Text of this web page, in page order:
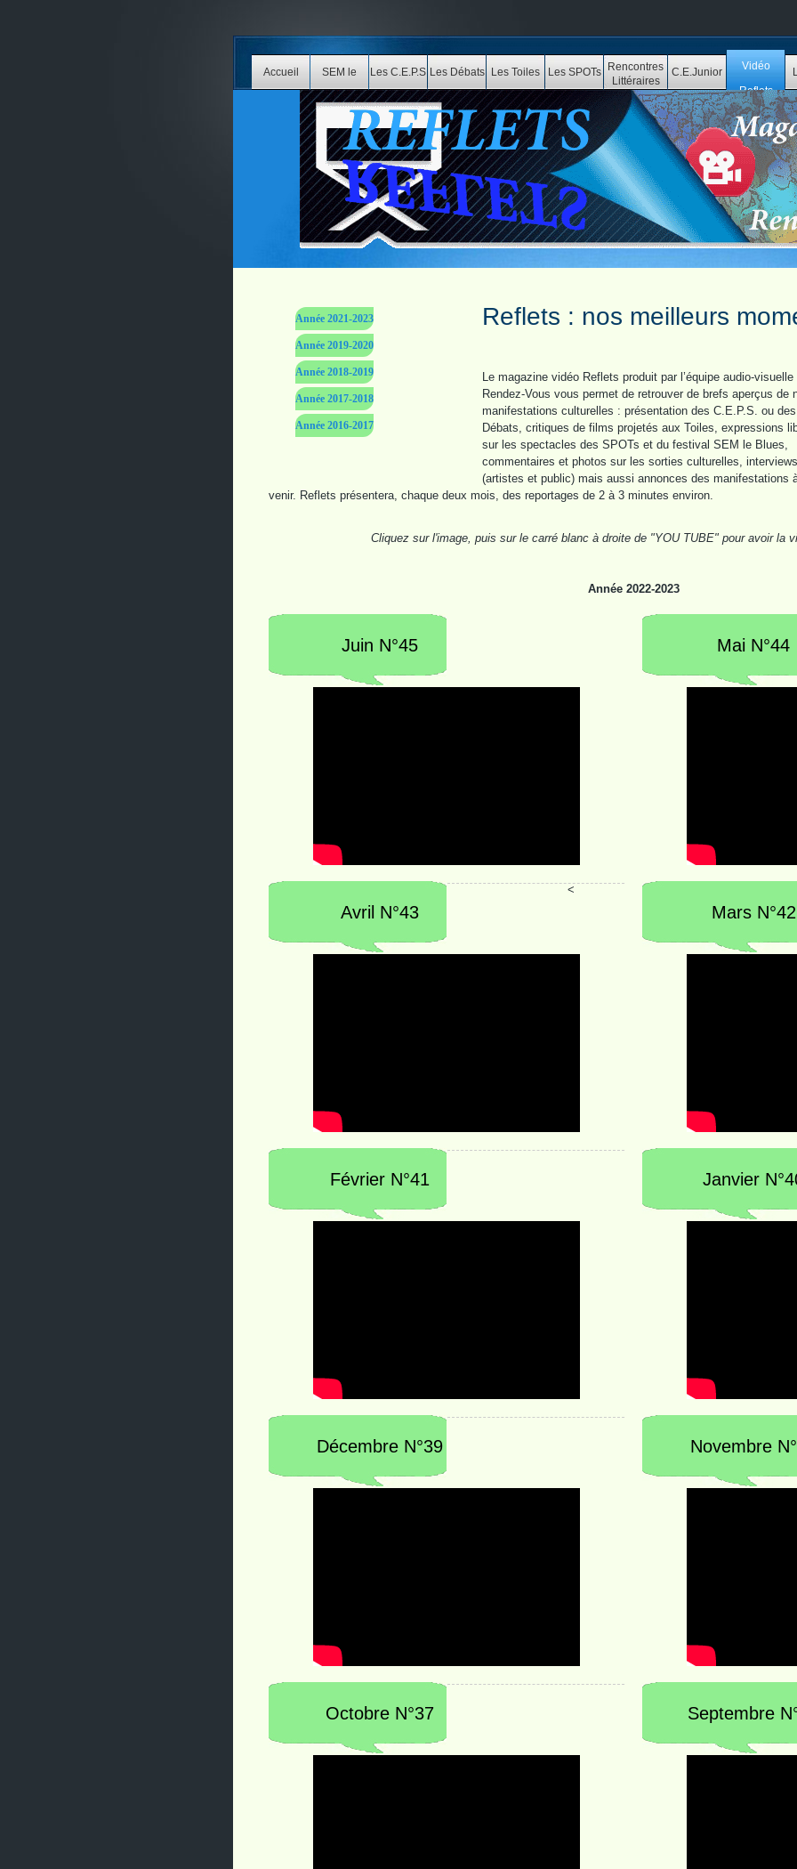
Accueil
SEM le
Blues
Les C.E.P.S Les Débats Les Toiles Les SPOTs
Rencontres
Littéraires
C.E.Junior
Vidéo
Reflets
Année 2021-2023
Année 2019-2020
Année 2018-2019
Année 2017-2018
Année 2016-2017
Reflets : nos meilleurs
Le magazine vidéo Reflets produit par l’équipe audio-visuelle
Rendez-Vous vous permet de retrouver de brefs aperçus de
manifestations culturelles : présentation des C.E.P.S. ou des
Débats, critiques de films projetés aux Toiles, expressions
sur les spectacles des SPOTs et du festival SEM le Blues,
commentaires et photos sur les sorties culturelles, interviews
(artistes et public) mais aussi annonces des manifestations
venir. Reflets présentera, chaque deux mois, des reportages de 2 à 3 minutes environ.
Cliquez sur l'image, puis sur le carré blanc à droite de "YOU TUBE" pour avoir la
Année 2022-2023
Juin N°45 Mai N°44
Avril N°43
<
Mars N°42
Février N°41 Janvier
Décembre N°39 Novembre
Octobre N°37 Septembre